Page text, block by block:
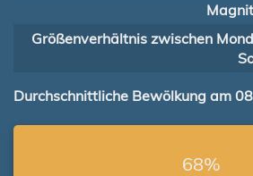
Größenverhältnis zwischen
Durchschnittliche Bewölkung am
68%